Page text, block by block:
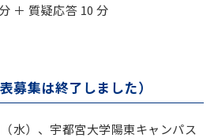
＋ 質疑応答 10 分
募集は終了しました）
水）、宇都宮大学陽東キャンパス